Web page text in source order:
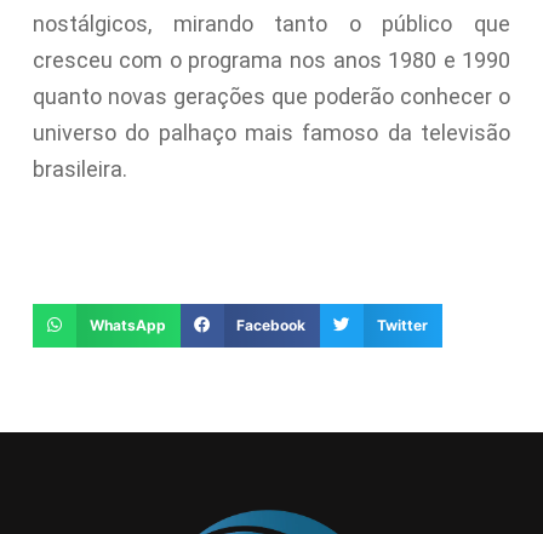
nostálgicos, mirando tanto o público que
cresceu com o programa nos anos 1980 e 1990
quanto novas gerações que poderão conhecer o
universo do palhaço mais famoso da televisão
brasileira.
WhatsApp Facebook Twitter